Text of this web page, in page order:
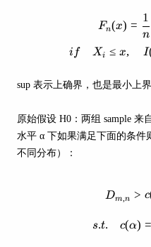
Fn(x) =
n
1
i f Xi ≤ x, I
sup 表示上确界，也是最小上界
原始假设 H0：两组 sample
水平 α 下如果满足下面的条件
不同分布）：
Dm ,n > c
s.t. c(α) =